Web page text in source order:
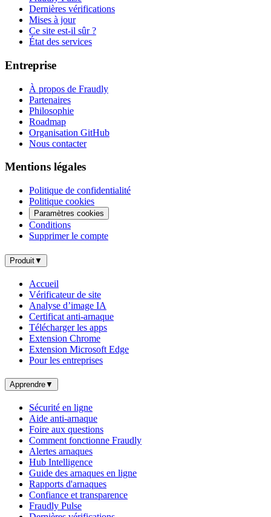
Dernières vérifications
Mises à jour
Ce site est-il sûr ?
État des services
Entreprise
À propos de Fraudly
Partenaires
Philosophie
Roadmap
Organisation GitHub
Nous contacter
Mentions légales
Politique de confidentialité
Politique cookies
Paramètres cookies
Conditions
Supprimer le compte
Produit▼
Accueil
Vérificateur de site
Analyse d’image IA
Certificat anti-arnaque
Télécharger les apps
Extension Chrome
Extension Microsoft Edge
Pour les entreprises
Apprendre▼
Sécurité en ligne
Aide anti-arnaque
Foire aux questions
Comment fonctionne Fraudly
Alertes arnaques
Hub Intelligence
Guide des arnaques en ligne
Rapports d'arnaques
Confiance et transparence
Fraudly Pulse